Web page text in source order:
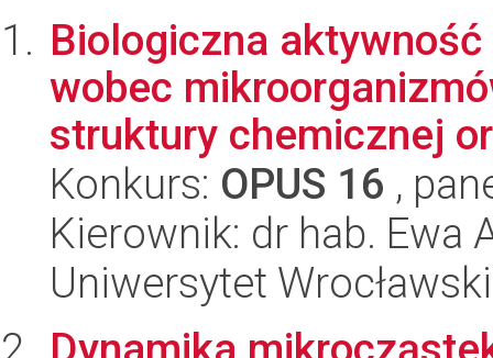
Biologiczna
wobec
struktury chemicznej
Konkurs: OPUS 16 ,
Kierownik: dr hab. Ewa
Uniwersytet